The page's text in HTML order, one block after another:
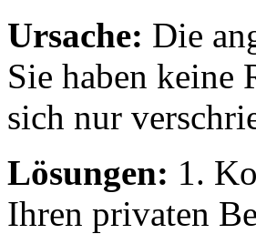
Ursache: Die
Sie haben keine
sich nur
Lösungen: 1.
Ihren privaten